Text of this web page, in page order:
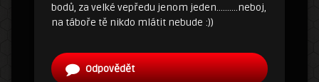
bodů, za velké vepředu jenom jeden……….neboj,
na táboře tě nikdo mlátit nebude :))
Odpovědět